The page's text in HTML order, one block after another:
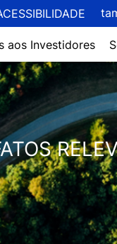
aos Investidores